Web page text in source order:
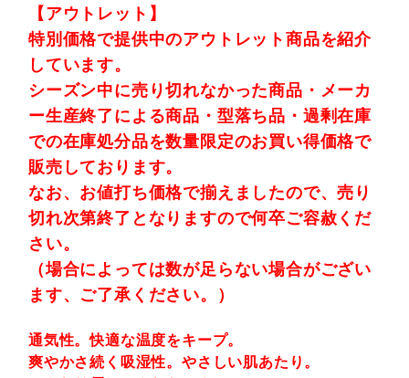
【アウトレット】
特別価格で提供中のアウトレット商品を紹介
しています。
シーズン中に売り切れなかった商品・メーカ
ー生産終了による商品・型落ち品・過剰在庫
での在庫処分品を数量限定のお買い得価格で
販売しております。
なお、お値打ち価格で揃えましたので、売り
切れ次第終了となりますので何卒ご容赦くだ
さい。
（場合によっては数が足らない場合がござい
ます、ご了承ください。）
通気性。快適な温度をキープ。
爽やかさ続く吸湿性。やさしい肌あたり。